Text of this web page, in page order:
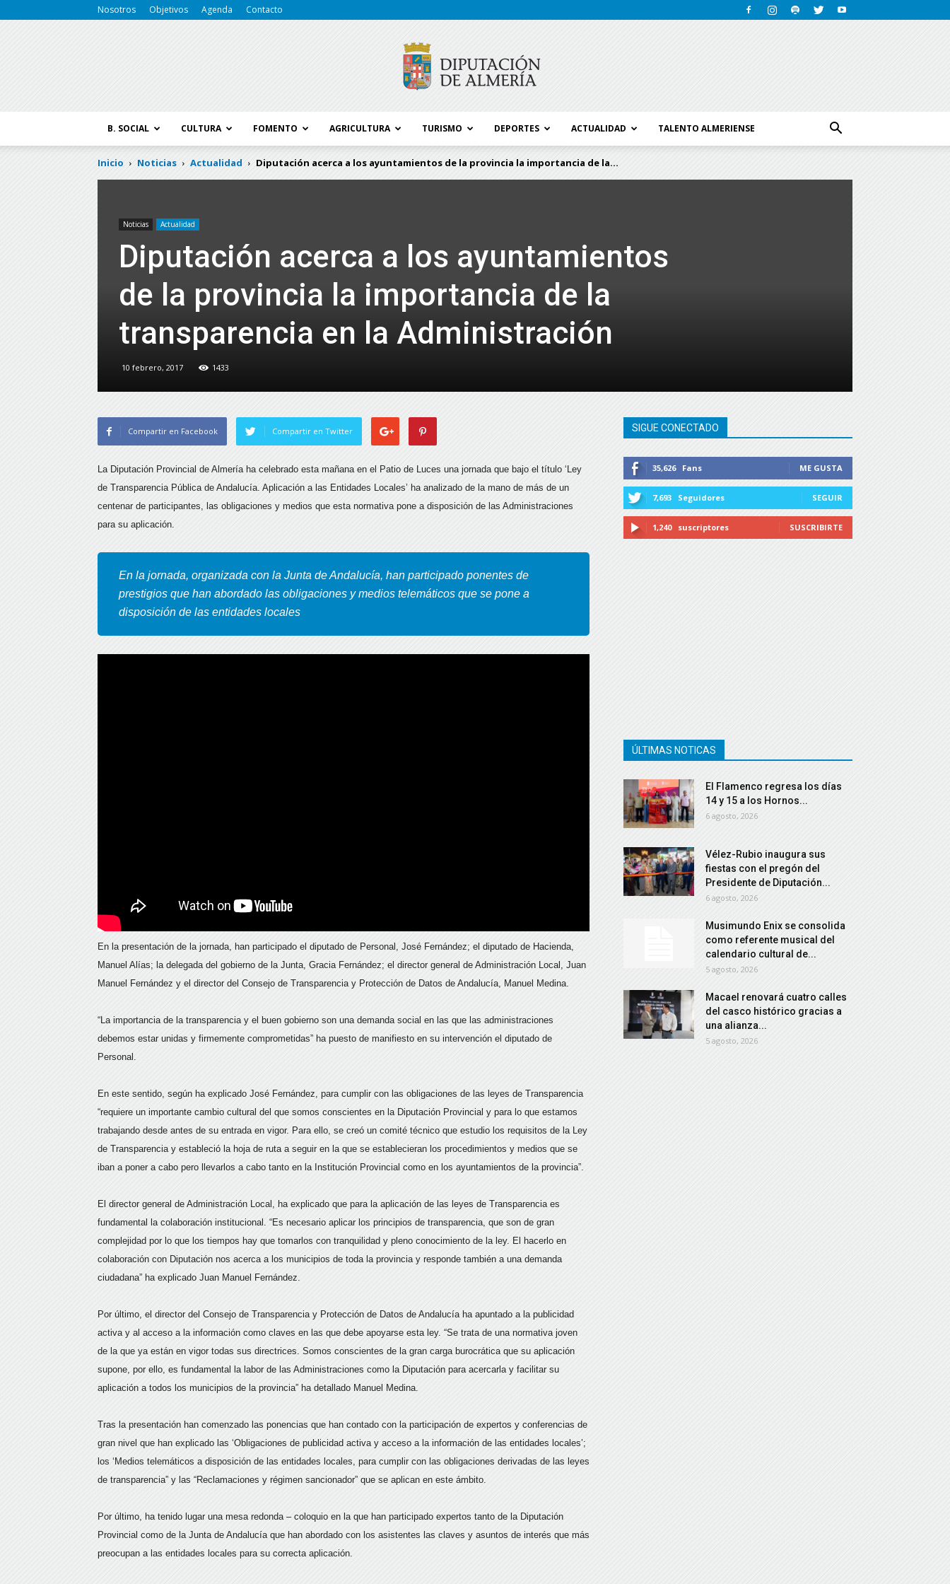
Nosotros Objetivos Agenda Contacto
de
B. SOCIAL CULTURA FOMENTO AGRICULTURA TURISMO DEPORTES ACTUALIDAD TALENTO ALMERIENSE
Inicio Noticias Actualidad Diputación acerca a los ayuntamientos de la provincia la importancia de la...
Noticias Actualidad
Diputación acerca a los ayuntamientos
de la provincia la importancia de la
transparencia en la Administración
10 febrero, 2017 1433
Compartir en Facebook Compartir en Twitter
La Diputación Provincial de Almería ha celebrado esta mañana en el Patio de Luces una jornada que bajo el título ‘Ley
de Transparencia Pública de Andalucía. Aplicación a las Entidades Locales’ ha analizado de la mano de más de un
centenar de participantes, las obligaciones y medios que esta normativa pone a disposición de las Administraciones
para su aplicación.
En la jornada, organizada con la Junta de Andalucía, han participado ponentes de
prestigios que han abordado las obligaciones y medios telemáticos que se pone a
disposición de las entidades locales
En la presentación de la jornada, han participado el diputado de Personal, José Fernández; el diputado de Hacienda,
Manuel Alías; la delegada del gobierno de la Junta, Gracia Fernández; el director general de Administración Local, Juan
Manuel Fernández y el director del Consejo de Transparencia y Protección de Datos de Andalucía, Manuel Medina.
“La importancia de la transparencia y el buen gobierno son una demanda social en las que las administraciones
debemos estar unidas y firmemente comprometidas” ha puesto de manifiesto en su intervención el diputado de
Personal.
En este sentido, según ha explicado José Fernández, para cumplir con las obligaciones de las leyes de Transparencia
“requiere un importante cambio cultural del que somos conscientes en la Diputación Provincial y para lo que estamos
trabajando desde antes de su entrada en vigor. Para ello, se creó un comité técnico que estudio los requisitos de la Ley
de Transparencia y estableció la hoja de ruta a seguir en la que se establecieran los procedimientos y medios que se
iban a poner a cabo pero llevarlos a cabo tanto en la Institución Provincial como en los ayuntamientos de la provincia”.
El director general de Administración Local, ha explicado que para la aplicación de las leyes de Transparencia es
fundamental la colaboración institucional. “Es necesario aplicar los principios de transparencia, que son de gran
complejidad por lo que los tiempos hay que tomarlos con tranquilidad y pleno conocimiento de la ley. El hacerlo en
colaboración con Diputación nos acerca a los municipios de toda la provincia y responde también a una demanda
ciudadana” ha explicado Juan Manuel Fernández.
Por último, el director del Consejo de Transparencia y Protección de Datos de Andalucía ha apuntado a la publicidad
activa y al acceso a la información como claves en las que debe apoyarse esta ley. “Se trata de una normativa joven
de la que ya están en vigor todas sus directrices. Somos conscientes de la gran carga burocrática que su aplicación
supone, por ello, es fundamental la labor de las Administraciones como la Diputación para acercarla y facilitar su
aplicación a todos los municipios de la provincia” ha detallado Manuel Medina.
Tras la presentación han comenzado las ponencias que han contado con la participación de expertos y conferencias de
gran nivel que han explicado las ‘Obligaciones de publicidad activa y acceso a la información de las entidades locales’;
los ‘Medios telemáticos a disposición de las entidades locales, para cumplir con las obligaciones derivadas de las leyes
de transparencia” y las “Reclamaciones y régimen sancionador” que se aplican en este ámbito.
Por último, ha tenido lugar una mesa redonda – coloquio en la que han participado expertos tanto de la Diputación
Provincial como de la Junta de Andalucía que han abordado con los asistentes las claves y asuntos de interés que más
preocupan a las entidades locales para su correcta aplicación.
SIGUE CONECTADO
35,626 Fans ME GUSTA
7,693 Seguidores SEGUIR
1,240 suscriptores SUSCRIBIRTE
ÚLTIMAS NOTICAS
El Flamenco regresa los días
14 y 15 a los Hornos...
6 agosto, 2026
Vélez-Rubio inaugura sus
fiestas con el pregón del
Presidente de Diputación...
6 agosto, 2026
Musimundo Enix se consolida
como referente musical del
calendario cultural de...
5 agosto, 2026
Macael renovará cuatro calles
del casco histórico gracias a
una alianza...
5 agosto, 2026